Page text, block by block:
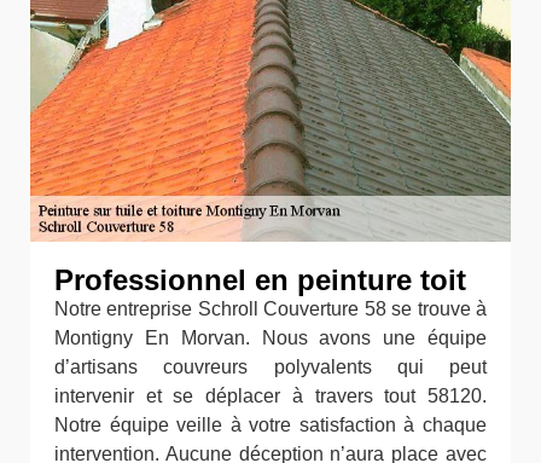
Professionnel en peinture toit
Notre entreprise Schroll Couverture 58 se trouve à
Montigny En Morvan. Nous avons une équipe
d’artisans couvreurs polyvalents qui peut
intervenir et se déplacer à travers tout 58120.
Notre équipe veille à votre satisfaction à chaque
intervention. Aucune déception n’aura place avec